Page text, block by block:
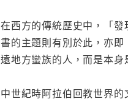
在西方的傳統歷史中，「
書的主題則有別於此，亦
遠地方蠻族的人，而是本
中世紀時阿拉伯回教世界